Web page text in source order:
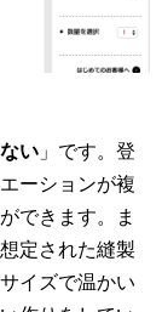
い 」です。登
ーションが複
できます。ま
定された縫製
イズで温かい